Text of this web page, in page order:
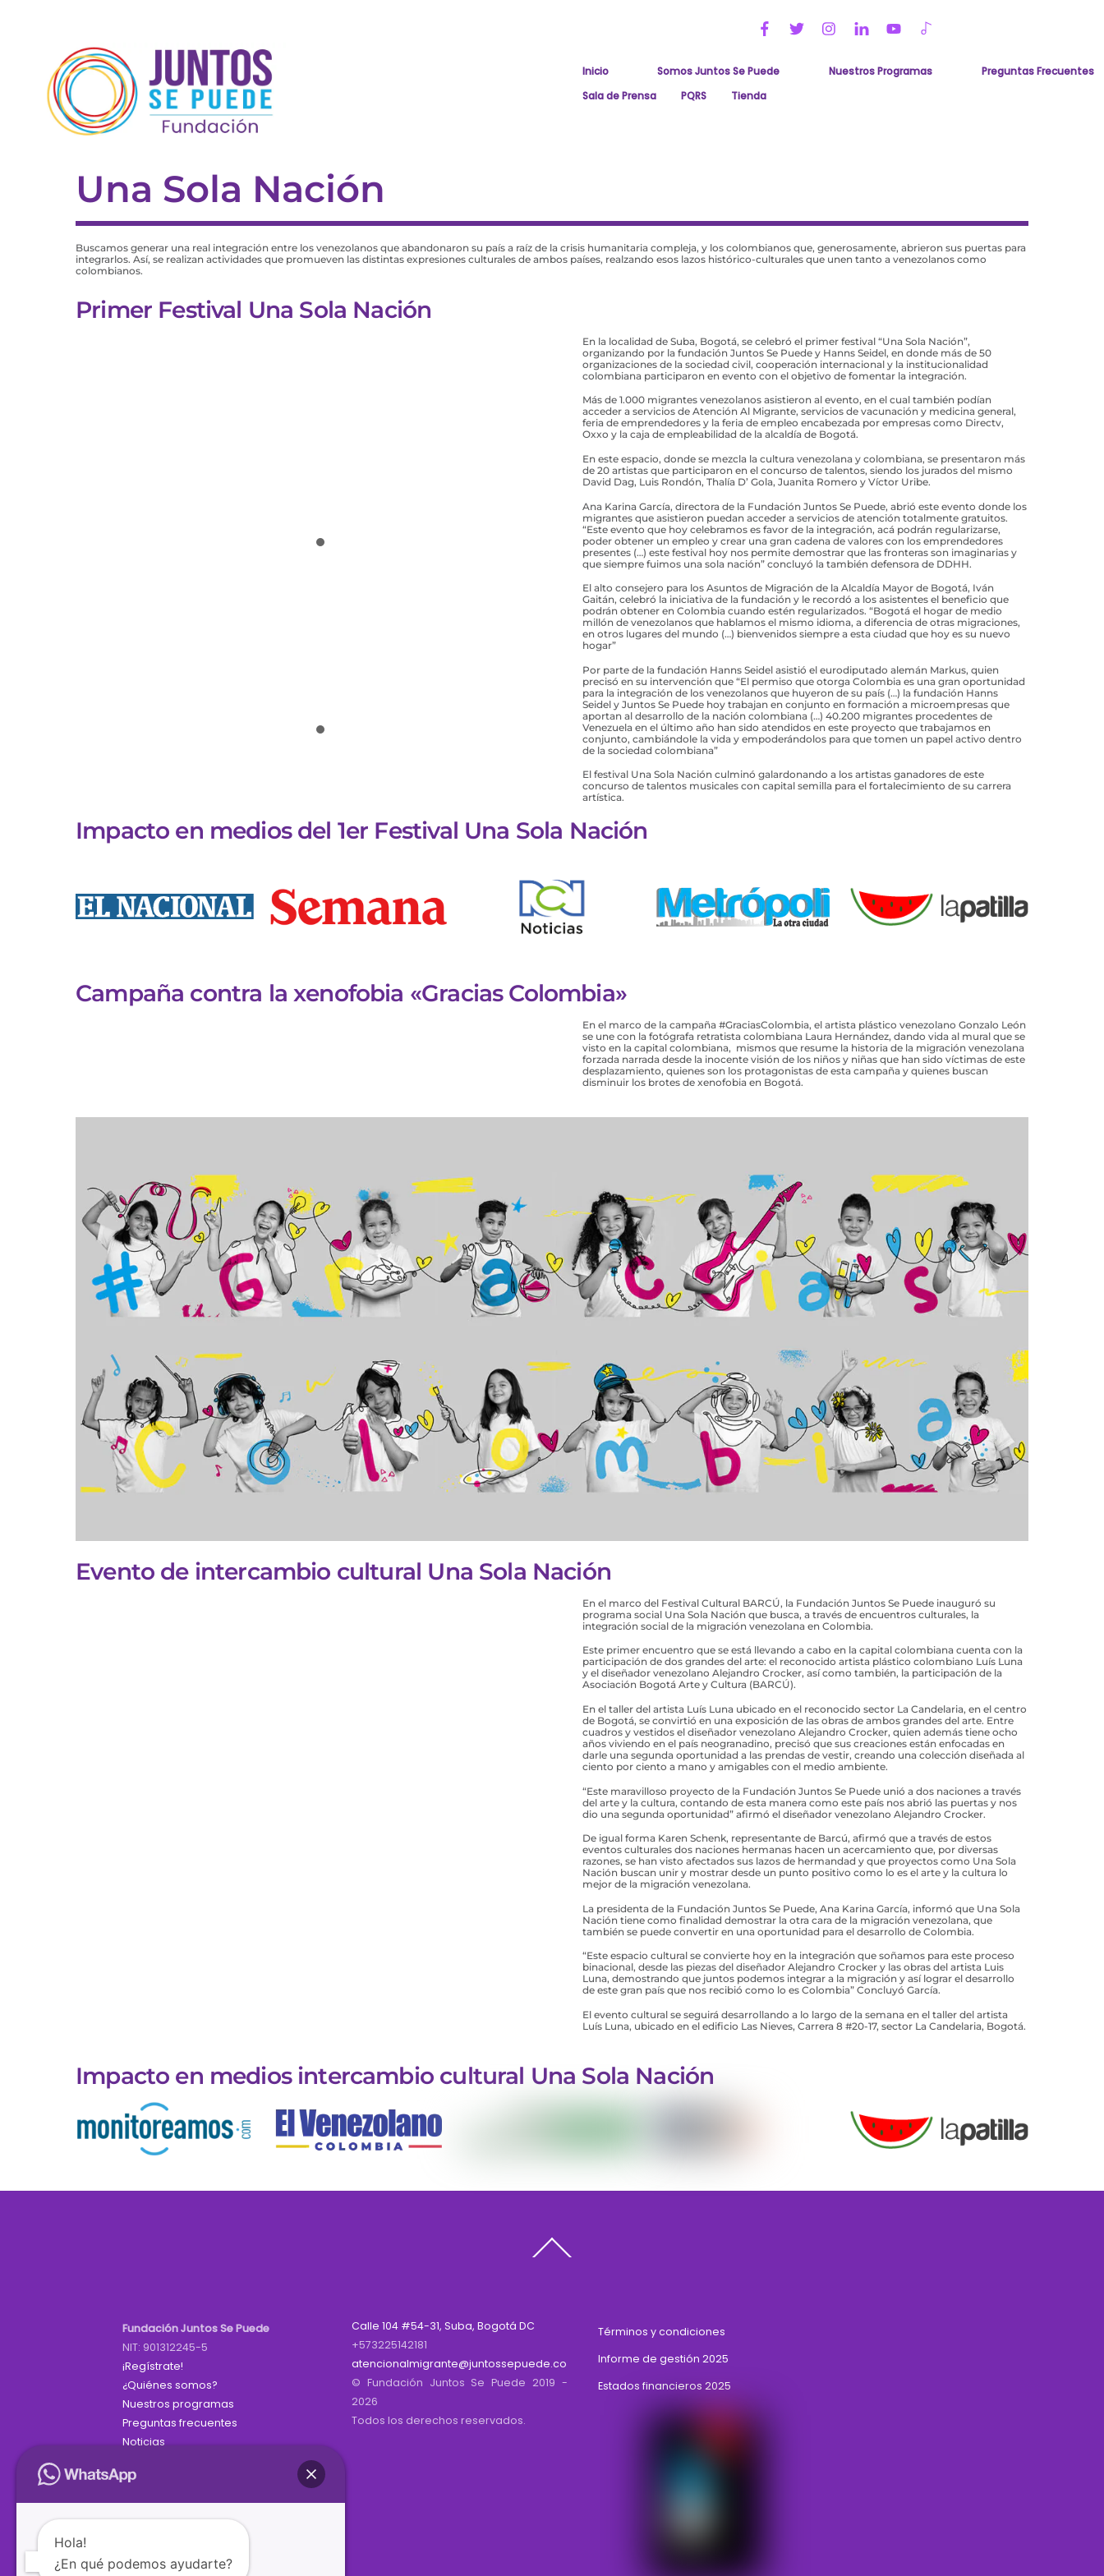
Inicio Somos Juntos Se Puede Nuestros Programas
Preguntas Frecuentes
Sala de Prensa
PQRS Tienda
Una Sola Nación
Buscamos generar una real integración entre los venezolanos que abandonaron su país a raíz de la crisis humanitaria compleja, y los colombianos que, generosamente, abrieron sus puertas para
integrarlos. Así, se realizan actividades que promueven las distintas expresiones culturales de ambos países, realzando esos lazos histórico-culturales que unen tanto a venezolanos como
colombianos.
Primer Festival Una Sola Nación
En la localidad de Suba, Bogotá, se celebró el primer festival “Una Sola Nación”,
organizando por la fundación Juntos Se Puede y Hanns Seidel, en donde más de 50
organizaciones de la sociedad civil, cooperación internacional y la institucionalidad
colombiana participaron en evento con el objetivo de fomentar la integración.
Más de 1.000 migrantes venezolanos asistieron al evento, en el cual también podían
acceder a servicios de Atención Al Migrante, servicios de vacunación y medicina general,
feria de emprendedores y la feria de empleo encabezada por empresas como Directv,
Oxxo y la caja de empleabilidad de la alcaldía de Bogotá.
En este espacio, donde se mezcla la cultura venezolana y colombiana, se presentaron más
de 20 artistas que participaron en el concurso de talentos, siendo los jurados del mismo
David Dag, Luis Rondón, Thalía D’ Gola, Juanita Romero y Víctor Uribe.
Ana Karina García, directora de la Fundación Juntos Se Puede, abrió este evento donde los
migrantes que asistieron puedan acceder a servicios de atención totalmente gratuitos.
“Este evento que hoy celebramos es favor de la integración, acá podrán regularizarse,
poder obtener un empleo y crear una gran cadena de valores con los emprendedores
presentes (…) este festival hoy nos permite demostrar que las fronteras son imaginarias y
que siempre fuimos una sola nación” concluyó la también defensora de DDHH.
El alto consejero para los Asuntos de Migración de la Alcaldía Mayor de Bogotá, Iván
Gaitán, celebró la iniciativa de la fundación y le recordó a los asistentes el beneficio que
podrán obtener en Colombia cuando estén regularizados. “Bogotá el hogar de medio
millón de venezolanos que hablamos el mismo idioma, a diferencia de otras migraciones,
en otros lugares del mundo (…) bienvenidos siempre a esta ciudad que hoy es su nuevo
hogar”
Por parte de la fundación Hanns Seidel asistió el eurodiputado alemán Markus, quien
precisó en su intervención que “El permiso que otorga Colombia es una gran oportunidad
para la integración de los venezolanos que huyeron de su país (…) la fundación Hanns
Seidel y Juntos Se Puede hoy trabajan en conjunto en formación a microempresas que
aportan al desarrollo de la nación colombiana (…) 40.200 migrantes procedentes de
Venezuela en el último año han sido atendidos en este proyecto que trabajamos en
conjunto, cambiándole la vida y empoderándolos para que tomen un papel activo dentro
de la sociedad colombiana”
El festival Una Sola Nación culminó galardonando a los artistas ganadores de este
concurso de talentos musicales con capital semilla para el fortalecimiento de su carrera
artística.
Impacto en medios del 1er Festival Una Sola Nación
Campaña contra la xenofobia «Gracias Colombia»
En el marco de la campaña #GraciasColombia, el artista plástico venezolano Gonzalo León
se une con la fotógrafa retratista colombiana Laura Hernández, dando vida al mural que se
visto en la capital colombiana, mismos que resume la historia de la migración venezolana
forzada narrada desde la inocente visión de los niños y niñas que han sido víctimas de este
desplazamiento, quienes son los protagonistas de esta campaña y quienes buscan
disminuir los brotes de xenofobia en Bogotá.
Evento de intercambio cultural Una Sola Nación
En el marco del Festival Cultural BARCÚ, la Fundación Juntos Se Puede inauguró su
programa social Una Sola Nación que busca, a través de encuentros culturales, la
integración social de la migración venezolana en Colombia.
Este primer encuentro que se está llevando a cabo en la capital colombiana cuenta con la
participación de dos grandes del arte: el reconocido artista plástico colombiano Luís Luna
y el diseñador venezolano Alejandro Crocker, así como también, la participación de la
Asociación Bogotá Arte y Cultura (BARCÚ).
En el taller del artista Luís Luna ubicado en el reconocido sector La Candelaria, en el centro
de Bogotá, se convirtió en una exposición de las obras de ambos grandes del arte. Entre
cuadros y vestidos el diseñador venezolano Alejandro Crocker, quien además tiene ocho
años viviendo en el país neogranadino, precisó que sus creaciones están enfocadas en
darle una segunda oportunidad a las prendas de vestir, creando una colección diseñada al
ciento por ciento a mano y amigables con el medio ambiente.
“Este maravilloso proyecto de la Fundación Juntos Se Puede unió a dos naciones a través
del arte y la cultura, contando de esta manera como este país nos abrió las puertas y nos
dio una segunda oportunidad” afirmó el diseñador venezolano Alejandro Crocker.
De igual forma Karen Schenk, representante de Barcú, afirmó que a través de estos
eventos culturales dos naciones hermanas hacen un acercamiento que, por diversas
razones, se han visto afectados sus lazos de hermandad y que proyectos como Una Sola
Nación buscan unir y mostrar desde un punto positivo como lo es el arte y la cultura lo
mejor de la migración venezolana.
La presidenta de la Fundación Juntos Se Puede, Ana Karina García, informó que Una Sola
Nación tiene como finalidad demostrar la otra cara de la migración venezolana, que
también se puede convertir en una oportunidad para el desarrollo de Colombia.
“Este espacio cultural se convierte hoy en la integración que soñamos para este proceso
binacional, desde las piezas del diseñador Alejandro Crocker y las obras del artista Luis
Luna, demostrando que juntos podemos integrar a la migración y así lograr el desarrollo
de este gran país que nos recibió como lo es Colombia” Concluyó García.
El evento cultural se seguirá desarrollando a lo largo de la semana en el taller del artista
Luís Luna, ubicado en el edificio Las Nieves, Carrera 8 #20-17, sector La Candelaria, Bogotá.
Impacto en medios intercambio cultural Una Sola Nación
To
Fundación Juntos Se Puede
NIT: 901312245-5
¡Regístrate!
¿Quiénes somos?
Nuestros programas
Preguntas frecuentes
Noticias
Calle 104 #54-31, Suba, Bogotá DC
+573225142181
atencionalmigrante@juntossepuede.co
© Fundación Juntos Se Puede 2019 -
2026
Todos los derechos reservados.
Términos y condiciones
Informe de gestión 2025
Estados financieros 2025
Hola!
¿En qué podemos ayudarte?